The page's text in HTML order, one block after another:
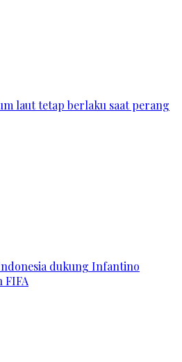
laut tetap berlaku saat perang
dukung Infantino
FIFA